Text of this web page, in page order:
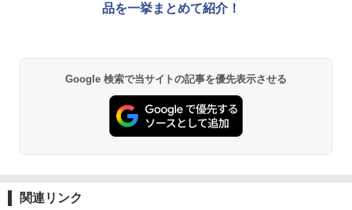
品を一挙まとめて紹介！
Google 検索で当サイトの記事を優先表示させる
関連リンク